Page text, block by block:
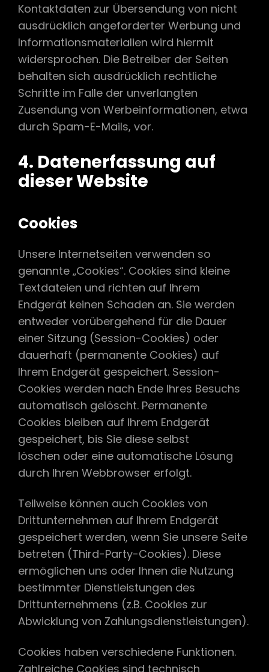
Kontaktdaten zur Übersendung von nicht
ausdrücklich angeforderter Werbung und
Informationsmaterialien wird hiermit
widersprochen. Die Betreiber der Seiten
behalten sich ausdrücklich rechtliche
Schritte im Falle der unverlangten
Zusendung von Werbeinformationen, etwa
durch Spam-E-Mails, vor.
4. Datenerfassung auf
dieser Website
Cookies
Unsere Internetseiten verwenden so
genannte „Cookies“. Cookies sind kleine
Textdateien und richten auf Ihrem
Endgerät keinen Schaden an. Sie werden
entweder vorübergehend für die Dauer
einer Sitzung (Session-Cookies) oder
dauerhaft (permanente Cookies) auf
Ihrem Endgerät gespeichert. Session-
Cookies werden nach Ende Ihres Besuchs
automatisch gelöscht. Permanente
Cookies bleiben auf Ihrem Endgerät
gespeichert, bis Sie diese selbst
löschen oder eine automatische Lösung
durch Ihren Webbrowser erfolgt.
Teilweise können auch Cookies von
Drittunternehmen auf Ihrem Endgerät
gespeichert werden, wenn Sie unsere Seite
betreten (Third-Party-Cookies). Diese
ermöglichen uns oder Ihnen die Nutzung
bestimmter Dienstleistungen des
Drittunternehmens (z.B. Cookies zur
Abwicklung von Zahlungsdienstleistungen).
Cookies haben verschiedene Funktionen.
Zahlreiche Cookies sind technisch